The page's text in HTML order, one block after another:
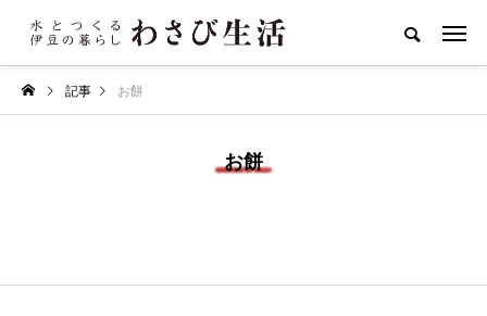
記事 お餅
お餅